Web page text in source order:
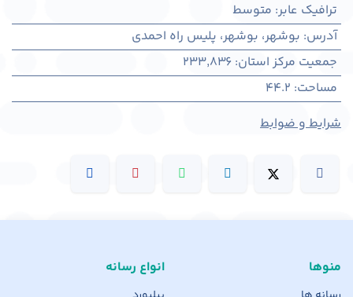
ترافیک عابر: متوسط
آدرس: بوشهر، بوشهر، پلیس راه احمدی
جمعیت مرکز استان:
233,836
مساحت:
44.2
شرایط و ضوابط
منوها انواع رسانه